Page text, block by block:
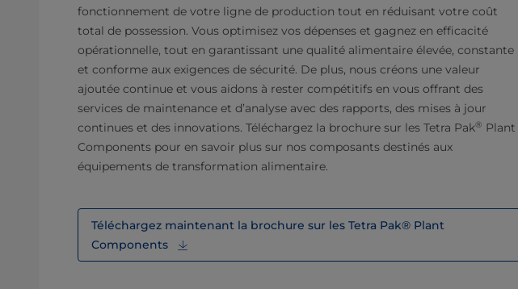
fonctionnement de votre ligne de production tout en réduisant votre coût
total de possession. Vous optimisez vos dépenses et gagnez en efficacité
opérationnelle, tout en garantissant une qualité alimentaire élevée, constante
et conforme aux exigences de sécurité. De plus, nous créons une valeur
ajoutée continue et vous aidons à rester compétitifs en vous offrant des
services de maintenance et d’analyse avec des rapports, des mises à jour
continues et des innovations. Téléchargez la brochure sur les Tetra Pak® Plant
Components pour en savoir plus sur nos composants destinés aux
équipements de transformation alimentaire.
Téléchargez maintenant la brochure sur les Tetra Pak® Plant
Components